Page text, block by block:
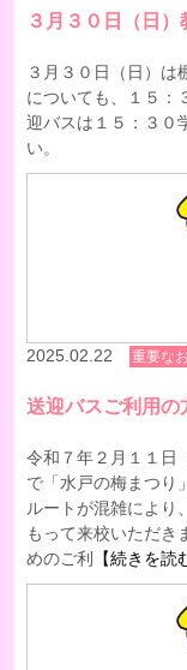
３月３０日（日
３月３０日（日）は
についても、１５：
迎バスは１５：３０
い。
2025.02.22 重要な
送迎バスご利用の
令和７年２月１１日
で「水戸の梅まつり
ルートが混雑により
もって来校いただき
めのご利
【続きを読